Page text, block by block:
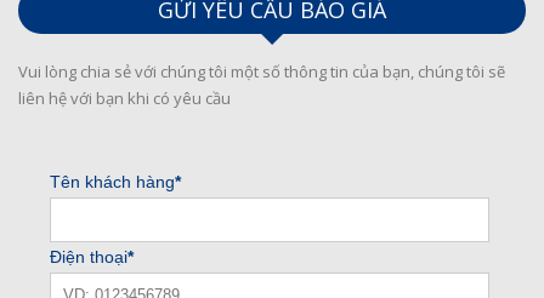
GỬI YÊU CẦU BÁO GIÁ
Vui lòng chia sẻ với chúng tôi một số thông tin của bạn, chúng tôi sẽ
liên hệ với bạn khi có yêu cầu